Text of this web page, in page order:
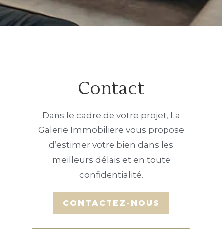
Contact
Dans le cadre de votre projet, La
Galerie Immobiliere vous propose
d’estimer votre bien dans les
meilleurs délais et en toute
confidentialité.